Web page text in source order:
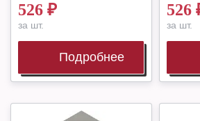
526 ₽
за шт.
Подробнее
526
за шт.